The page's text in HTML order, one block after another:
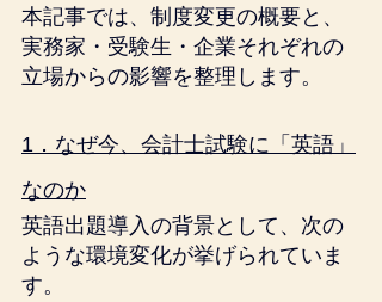
本記事では、制度変更の概要と、
実務家・受験生・企業それぞれの
立場からの影響を整理します。
1．なぜ今、会計士試験に「英語」
なのか
英語出題導入の背景として、次の
ような環境変化が挙げられていま
す。